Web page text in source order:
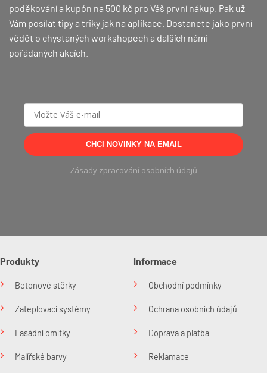
poděkování a kupón na 500 kč pro Váš první nákup. Pak už
Vám posílat tipy a triky jak na aplikace. Dostanete jako první
vědět o chystaných workshopech a dalších námi
pořádaných akcích.
CHCI NOVINKY NA EMAIL
Zásady zpracování osobních údajů
Produkty
Betonové stěrky
Zateplovací systémy
Fasádní omítky
Malířské barvy
Informace
Obchodní podmínky
Ochrana osobních údajů
Doprava a platba
Reklamace